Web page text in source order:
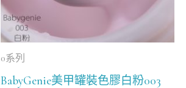
0系列
BabyGenie美甲罐裝色膠白粉003